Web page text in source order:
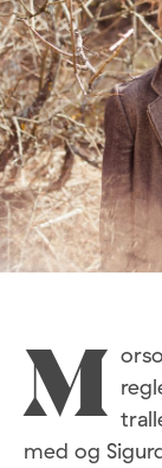
M
med og